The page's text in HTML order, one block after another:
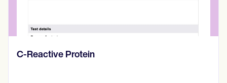
Diario de pensamientos